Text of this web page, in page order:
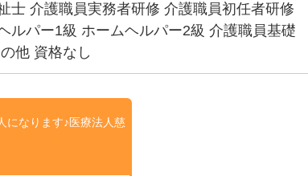
士 介護職員実務者研修 介護職員初任者研修
ルパー1級 ホームヘルパー2級 介護職員基礎
他 資格なし
になります♪医療法人慈